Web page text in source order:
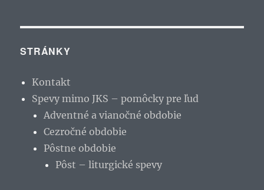
STRÁNKY
Kontakt
Spevy mimo JKS – pomôcky pre ľud
Adventné a vianočné obdobie
Cezročné obdobie
Pôstne obdobie
Pôst – liturgické spevy